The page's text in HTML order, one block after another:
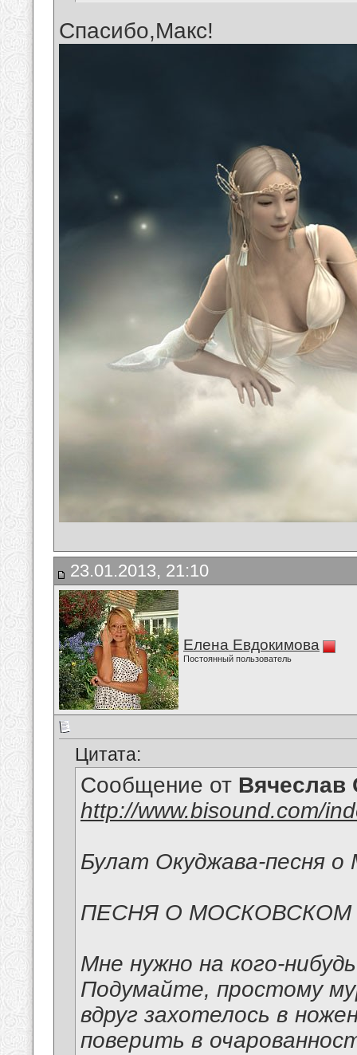
Спасибо,Макс!
23.01.2013, 21:10
Елена Евдокимова
Постоянный пользователь
Цитата:
Сообщение от Вячеслав
http://www.bisound.com/
Булат Окуджава-песня о
ПЕСНЯ О МОСКОВСКОМ
Мне нужно на кого-
Подумайте, простому
вдруг захотелось в
поверить в